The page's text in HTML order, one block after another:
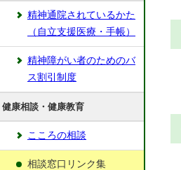
精神通院されているかた
（自立支援医療・手帳）
精神障がい者のためのバ
ス割引制度
健康相談・健康教育
こころの相談
相談窓口リンク集